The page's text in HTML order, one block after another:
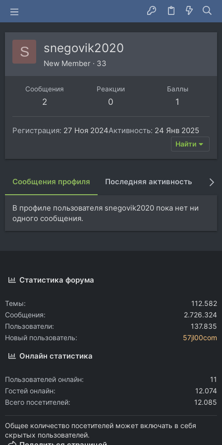
S snegovik2020
New Member · 33
Сообщения
2
Реакции
0
Баллы
1
Регистрация 27 Ноя 2024Активность 24 Янв 2025
Найти
Сообщения профиля Последняя активность
В профиле пользователя snegovik2020 пока нет ни
одного сообщения.
Статистика форума
Темы
112.582
Сообщения
2.726.324
Пользователи
137.835
Новый пользователь
57jl00com
Онлайн статистика
Пользователей онлайн
11
Гостей онлайн
12.074
Всего посетителей
12.085
Общее количество посетителей может включать в себя
скрытых пользователей.